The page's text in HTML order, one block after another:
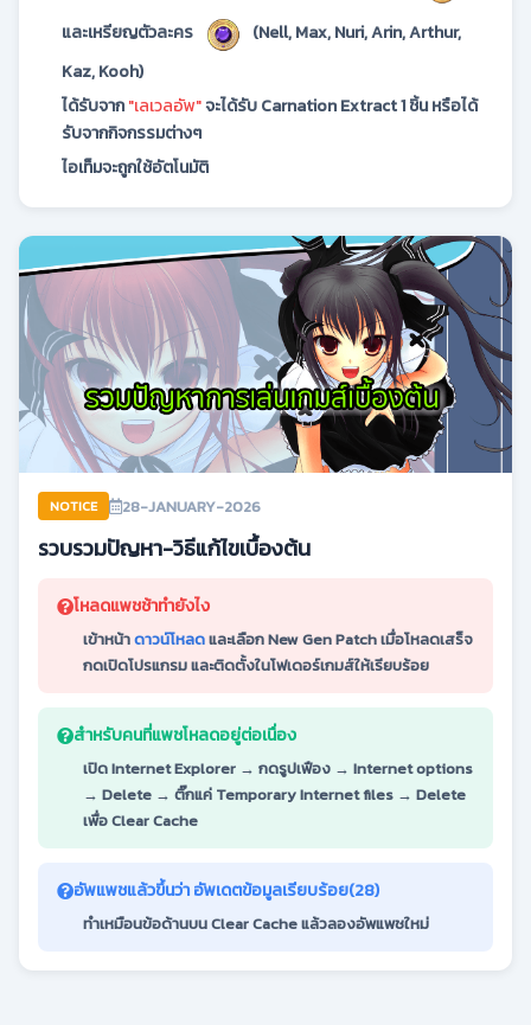
และเหรียญตัวละคร
(Nell, Max, Nuri, Arin, Arthur,
Kaz, Kooh)
ได้รับจาก"เลเวลอัพ"จะได้รับ Carnation Extract 1 ชิ้น หรือได้
รับจากกิจกรรมต่างๆ
ไอเท็มจะถูกใช้อัตโนมัติ
NOTICE 28-JANUARY-2026
รวบรวมปัญหา-วิธีแก้ไขเบื้องต้น
โหลดแพชช้าทำยังไง
เข้าหน้าดาวน์โหลดและเลือก New Gen Patch เมื่อโหลดเสร็จ
กดเปิดโปรแกรม และติดตั้งในโฟเดอร์เกมส์ให้เรียบร้อย
สำหรับคนที่แพชโหลดอยู่ต่อเนื่อง
เปิด Internet Explorer → กดรูปเฟือง → Internet options
→ Delete → ติ๊กแค่ Temporary Internet files → Delete
เพื่อ Clear Cache
อัพแพชแล้วขึ้นว่า อัพเดตข้อมูลเรียบร้อย(28)
ทำเหมือนข้อด้านบน Clear Cache แล้วลองอัพแพชใหม่